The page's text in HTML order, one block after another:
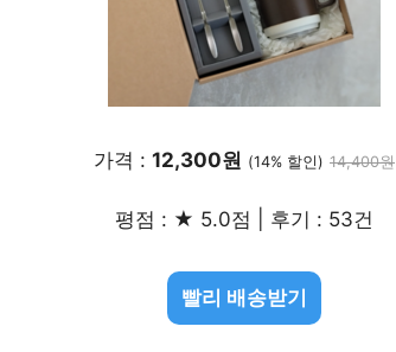
가격 : 12,300원 (14% 할인) 14,400원
평점 : ★ 5.0점 | 후기 : 53건
빨리 배송받기